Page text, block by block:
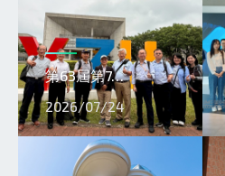
第63屆第7…
2026/07/24